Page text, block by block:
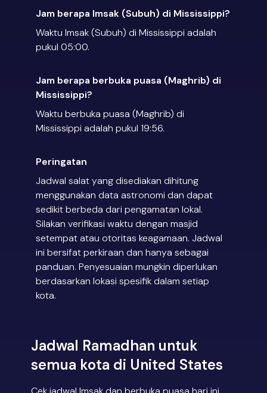
Jam berapa Imsak (Subuh) di Mississippi?
Waktu Imsak (Subuh) di Mississippi adalah
pukul 05:00.
Jam berapa berbuka puasa (Maghrib) di
Mississippi?
Waktu berbuka puasa (Maghrib) di
Mississippi adalah pukul 19:56.
Peringatan
Jadwal salat yang disediakan dihitung
menggunakan data astronomi dan dapat
sedikit berbeda dari pengamatan lokal.
Silakan verifikasi waktu dengan masjid
setempat atau otoritas keagamaan. Jadwal
ini bersifat perkiraan dan hanya sebagai
panduan. Penyesuaian mungkin diperlukan
berdasarkan lokasi spesifik dalam setiap
kota.
Jadwal Ramadhan untuk
semua kota di United States